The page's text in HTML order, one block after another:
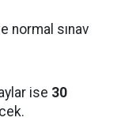
normal sınav
ise 30